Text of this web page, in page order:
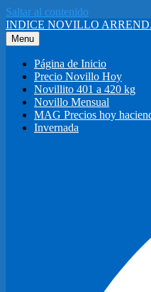
Saltar al contenido
INDICE NOVILLO
Menu
Página de Inicio
Precio Novillo Hoy
Novillito 401 a 420 kg
Novillo Mensual
MAG Precios hoy
Invernada